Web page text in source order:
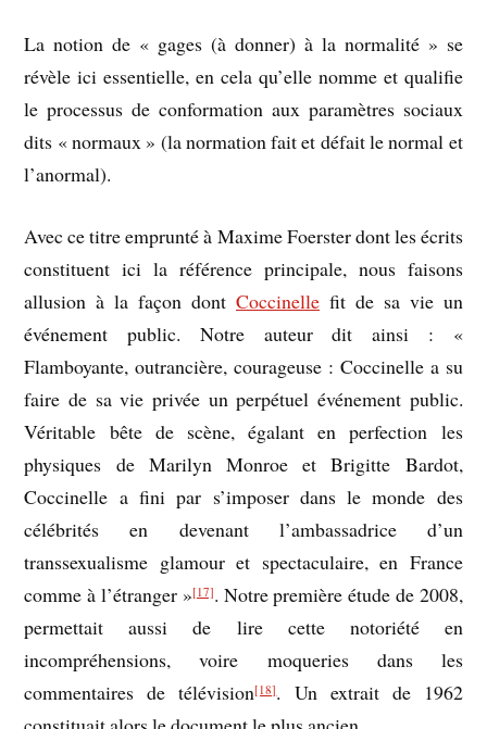
La notion de « gages (à donner) à la normalité » se
révèle ici essentielle, en cela qu’elle nomme et qualifie
le processus de conformation aux paramètres sociaux
dits « normaux » (la normation fait et défait le normal et
l’anormal).
Avec ce titre emprunté à Maxime Foerster dont les écrits
constituent ici la référence principale, nous faisons
allusion à la façon dont Coccinelle fit de sa vie un
événement public. Notre auteur dit ainsi : «
Flamboyante, outrancière, courageuse : Coccinelle a su
faire de sa vie privée un perpétuel événement public.
Véritable bête de scène, égalant en perfection les
physiques de Marilyn Monroe et Brigitte Bardot,
Coccinelle a fini par s’imposer dans le monde des
célébrités en devenant l’ambassadrice d’un
transsexualisme glamour et spectaculaire, en France
comme à l’étranger »[17]. Notre première étude de 2008,
permettait aussi de lire cette notoriété en
incompréhensions, voire moqueries dans les
commentaires de télévision[18]. Un extrait de 1962